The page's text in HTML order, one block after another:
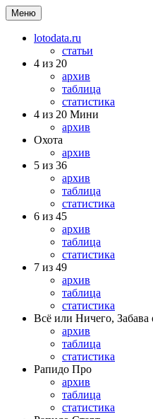
Меню
lotodata.ru
статьи
4 из 20
архив
таблица
статистика
4 из 20 Мини
архив
Охота
архив
5 из 36
архив
таблица
статистика
6 из 45
архив
таблица
статистика
7 из 49
архив
таблица
статистика
Всё или Ничего, Забава
архив
таблица
статистика
Рапидо Про
архив
таблица
статистика